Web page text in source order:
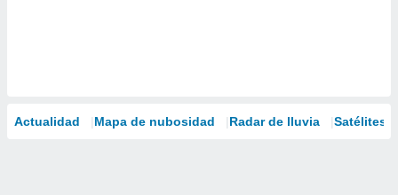
Actualidad Mapa de nubosidad Radar de lluvia Satélites